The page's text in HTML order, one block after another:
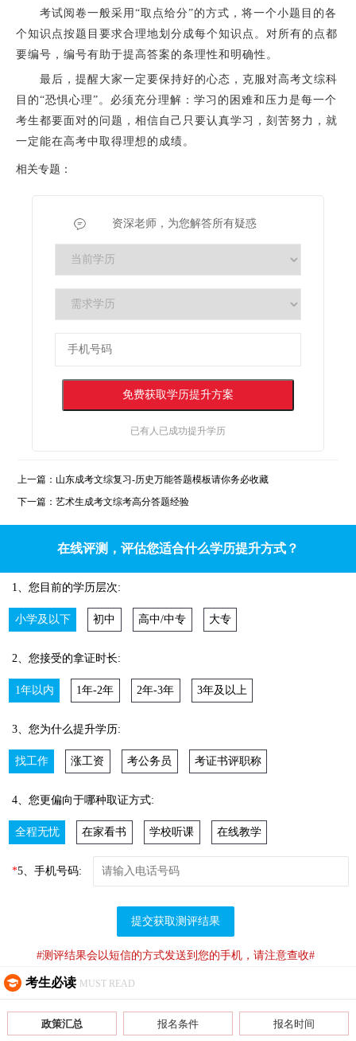
考试阅卷一般采用“取点给分”的方式，将一个小题目的各
个知识点按题目要求合理地划分成每个知识点。对所有的点都
要编号，编号有助于提高答案的条理性和明确性。
最后，提醒大家一定要保持好的心态，克服对高考文综科
目的“恐惧心理”。必须充分理解：学习的困难和压力是每一个
考生都要面对的问题，相信自己只要认真学习，刻苦努力，就
一定能在高考中取得理想的成绩。
相关专题：
资深老师，为您解答所有疑惑
已有 人已成功提升学历
上一篇： 山东成考文综复习-历史万能答题模板请你务必收藏
下一篇： 艺术生成考文综考高分答题经验
在线评测，评估您适合什么学历提升方式？
1、您目前的学历层次:
小学及以下 初中 高中/中专 大专
2、您接受的拿证时长:
1年以内 1年-2年 2年-3年 3年及以上
3、您为什么提升学历:
找工作 涨工资 考公务员 考证书评职称
4、您更偏向于哪种取证方式:
全程无忧 在家看书 学校听课 在线教学
*5、手机号码:
提交获取测评结果
#测评结果会以短信的方式发送到您的手机，请注意查收#
考生必读 MUST READ
政策汇总 报名条件 报名时间